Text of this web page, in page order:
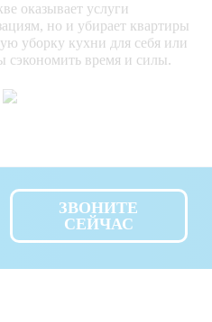
оказывает услуги
но и убирает квартиры
уборку кухни для себя или
сэкономить время и силы.
ЗВОНИТЕ
СЕЙЧАС